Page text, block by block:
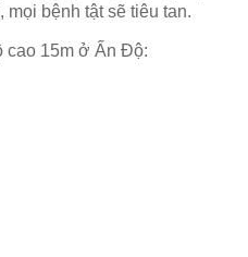
bệnh tật sẽ tiêu tan.
cao 15m ở Ấn Độ: